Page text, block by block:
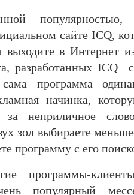
популярностью,
сайте ICQ,
в Интернет
разработанных
программа
начинка,
за неприличное
зол выбираете
программу с его
программы-
популярный